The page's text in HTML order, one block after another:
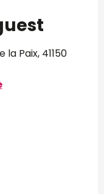
la Paix, 41150